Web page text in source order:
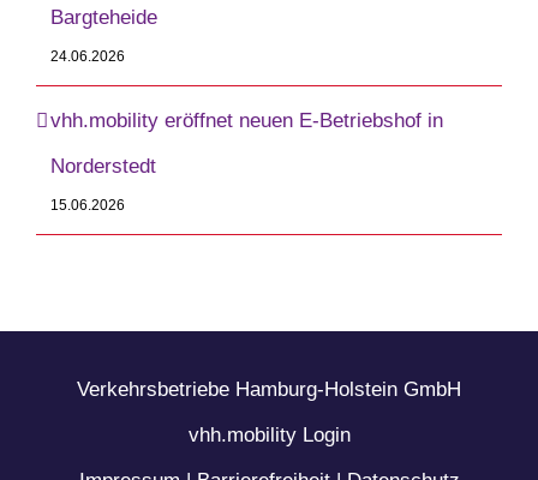
Bargteheide
24.06.2026
vhh.mobility eröffnet neuen E-Betriebshof in
Norderstedt
15.06.2026
Verkehrsbetriebe Hamburg-Holstein GmbH
vhh.mobility Login